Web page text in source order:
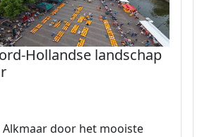
Hollandse landschap
door het mooiste